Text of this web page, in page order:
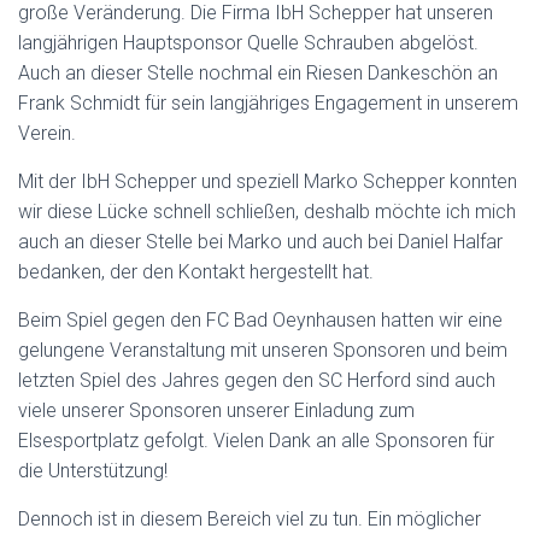
große Veränderung. Die Firma IbH Schepper hat unseren
langjährigen Hauptsponsor Quelle Schrauben abgelöst.
Auch an dieser Stelle nochmal ein Riesen Dankeschön an
Frank Schmidt für sein langjähriges Engagement in unserem
Verein.
Mit der IbH Schepper und speziell Marko Schepper konnten
wir diese Lücke schnell schließen, deshalb möchte ich mich
auch an dieser Stelle bei Marko und auch bei Daniel Halfar
bedanken, der den Kontakt hergestellt hat.
Beim Spiel gegen den FC Bad Oeynhausen hatten wir eine
gelungene Veranstaltung mit unseren Sponsoren und beim
letzten Spiel des Jahres gegen den SC Herford sind auch
viele unserer Sponsoren unserer Einladung zum
Elsesportplatz gefolgt. Vielen Dank an alle Sponsoren für
die Unterstützung!
Dennoch ist in diesem Bereich viel zu tun. Ein möglicher